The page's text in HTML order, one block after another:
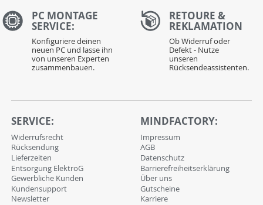
PC MONTAGE
SERVICE:
Konfiguriere deinen
neuen PC und lasse ihn
von unseren Experten
zusammenbauen.
RETOURE &
REKLAMATION
Ob Widerruf oder
Defekt - Nutze
unseren
Rücksendeassistenten.
SERVICE:
Widerrufsrecht
Rücksendung
Lieferzeiten
Entsorgung ElektroG
Gewerbliche Kunden
Kundensupport
Newsletter
MINDFACTORY:
Impressum
AGB
Datenschutz
Barrierefreiheitserklärung
Über uns
Gutscheine
Karriere